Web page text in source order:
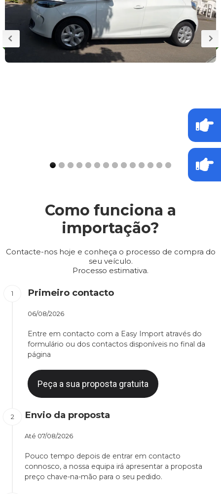
Como funciona a
importação?
Contacte-nos hoje e conheça o processo de compra do
seu veículo.
Processo estimativa.
Primeiro contacto
06/08/2026
Entre em contacto com a Easy Import através do
formulário ou dos contactos disponíveis no final da
página
Peça a sua proposta gratuita
Envio da proposta
Até 07/08/2026
Pouco tempo depois de entrar em contacto
connosco, a nossa equipa irá apresentar a proposta
preço chave-na-mão para o seu pedido.